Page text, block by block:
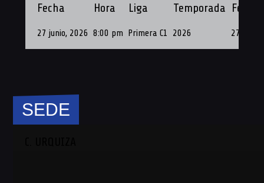
Fecha Hora Liga Temporada Fecha
27 junio, 2026 8:00 pm Primera C1 2026 27 de
SEDE